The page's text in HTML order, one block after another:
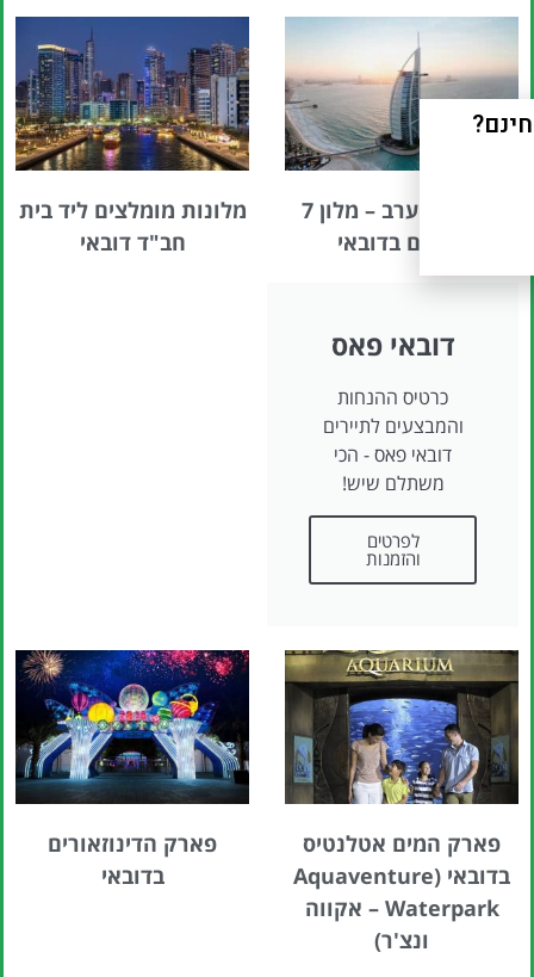
בורג' אל ערב – מלון 7
כוכבים בדובאי
מלונות מומלצים ליד בית
חב"ד דובאי
דובאי פאס
כרטיס ההנחות
והמבצעים לתיירים
דובאי פאס - הכי
משתלם שיש!
לפרטים
והזמנות
פארק המים אטלנטיס
בדובאי (Aquaventure
Waterpark – אקווה
ונצ'ר)
פארק הדינוזאורים
בדובאי